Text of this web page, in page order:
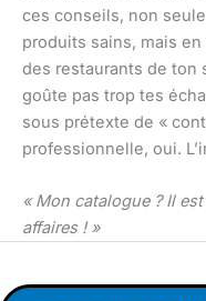
ces conseils, non
produits sains, mais
des restaurants de ton
goûte pas trop tes
sous prétexte de «
professionnelle, oui.
« Mon catalogue ? Il
affaires ! »